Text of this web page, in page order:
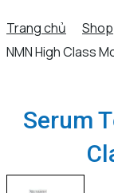
Trang chủ Shop
NMN High Class
Serum